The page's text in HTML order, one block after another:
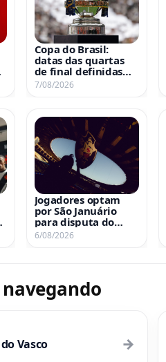
Copa do Brasil:
datas das quartas
de final definidas
para 26 de agosto e
7/08/2026
Jogadores optam
por São Januário
para disputa do
mata-mata
6/08/2026
Vasco →